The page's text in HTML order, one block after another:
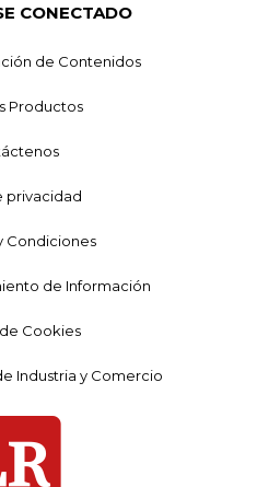
CONECTADO
de Contenidos
Productos
privacidad
Condiciones
de Información
Cookies
Industria y Comercio